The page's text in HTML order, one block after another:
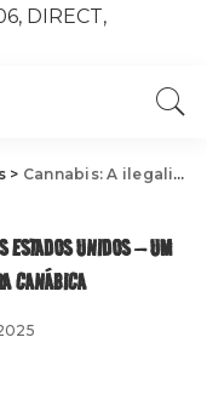
DIRECT,
> Cannabis: A ilegalização da maconha nos Estados Unidos – Um mergulho essencial na história e cultura canábica
ESTADOS UNIDOS – UM
CANÁBICA